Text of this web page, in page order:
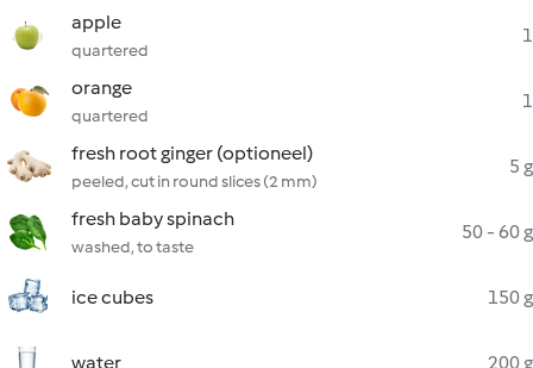
apple
quartered
1
orange
quartered
1
fresh root ginger (optioneel)
peeled, cut in round slices (2 mm)
5 g
fresh baby spinach
washed, to taste
50 - 60 g
ice cubes 150 g
water 200 g